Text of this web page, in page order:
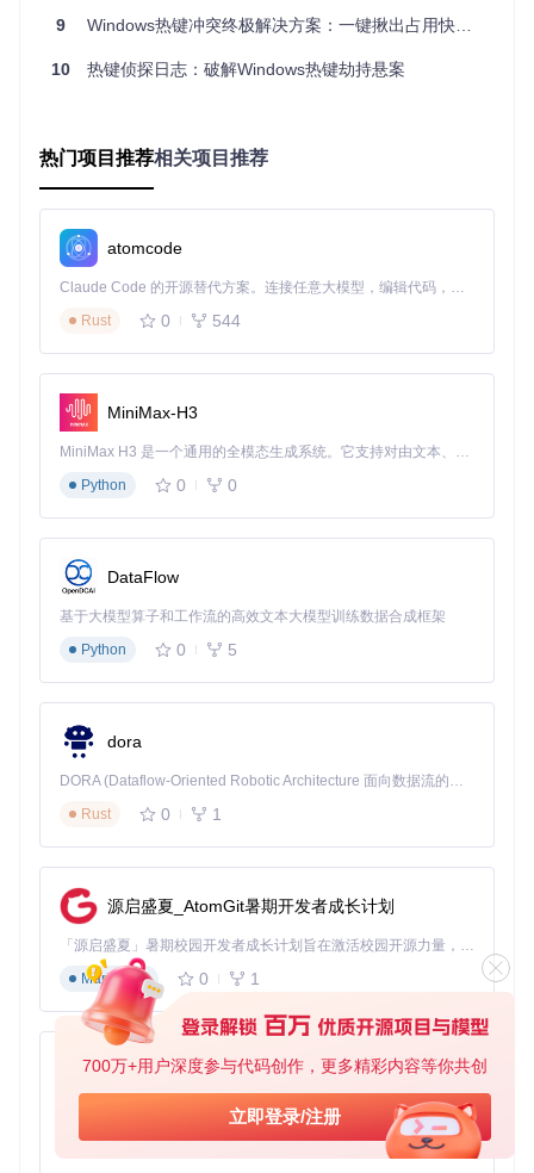
700万+用户深度参与代码创作，更多精彩内容等你共创
立即登录/注册
定位
到进程
核心技术解析 🕵️‍♂️
Hotkey Detective的核心在于其创新的双钩子机制：
WH_CALLWNDPROC钩子
键注册请求
WH_GETMESSAGE钩子
：跟踪热键触发时的消息流向，
ey Detective不需要遍历系统中所有进程，而是通过事件驱动
的方式精准捕获热键相关活动，既提高了检测效率，又减少了
系统资源占用。
实战方案：四步解决热键冲突难题
克隆项目仓库到本地：
git clone
根据系统架构选择对应版本：
64位系统：使用x64目录下的可执行文件
32位系统：使用x86目录下的可执行文件
注意：Hotkey Detective需要管理员权限才能正常工作，因
为系统钩子需要 elevated 权限才能安装。
步骤二：热键扫描与冲突检测 🔍
右键点击HotkeyDetective.exe，选择"以管理员身份运行"
在主界面点击"开始监控"按钮，工具将开始记录系统热键
活动
正常使用电脑，特别是那些曾经出现过热键问题的场景
当怀疑发生热键冲突时，点击"生成报告"按钮
此时工具会生成一份详细的热键占用报告，列出所有已注册的
全局热键及其对应的进程信息。
步骤三：冲突分析与解决方案制定 📝
在报告中查找标记为"冲突"的热键条目
分析冲突进程的路径和描述，判断其必要性：
临时进程：可以直接关闭该程序
系统进程：需要通过程序设置修改热键
9 Windows热键冲突终极解决方案：一键揪出占用快捷键的元凶
10 热键侦探日志：破解Windows热键劫持悬案
热门项目推荐相关项目推荐
atomcode
Claude Code 的开源替代方案。连接任意大模型，编辑代码，运行命令，自动验证 — 全自动执行。用 Rust 构建，极致性能。 ｜ An open-source alternative to Claude Code. Connect any LLM, edit code, run commands, and verify changes — autonomously. Built in Rust for speed. Get Started
Rust
0 544
MiniMax-H3
MiniMax H3 是一个通用的全模态生成系统。它支持对由文本、图像、视频和音频组成的多模态上下文进行统一理解，并能生成分辨率高达 2K、时长可达 15 秒的带原生立体声音频的视频。得益于面向任务泛化的系统设计，H3 在预训练阶段就已具备广泛的多模态上下文理解与生成能力，能够出色地执行复杂的多模态指令。
Python
0 0
DataFlow
基于大模型算子和工作流的高效文本大模型训练数据合成框架
Python
0 5
dora
DORA (Dataflow-Oriented Robotic Architecture 面向数据流的机器人架构) 是为 AI 与具身智能机器人打造的高性能开发框架，以数据流范式重构开发逻辑，原生支持分布式部署与端边云协同 —— 无需复杂适配，即可实现一体端到端具身大小脑、VLA等模型部署，无缝衔接感知、推理、控制全链路，让 AI 能力与机器人动作深度融合。 依托 Rust 内核与零拷贝通信技术，它将具身大小脑、VLA等模型推理、多模态数据融合延迟压缩至微秒级，同时兼容 ROS2 生态与国产 AI 芯片，彻底降低具身智能机器人的开发门槛，让分布式部署下的 AI 赋能创新更高效、更灵活。
Rust
0 1
源启盛夏_AtomGit暑期开发者成长计划
「源启盛夏」暑期校园开发者成长计划旨在激活校园开源力量，通过积分激励、认证扶持、资源倾斜等形式，引导高校组织和开发者完成「入驻 — 建项目 — 做贡献 — 获认证 — 得资源」的完整闭环。无论你是想带领社团入驻平台的组织者，还是希望用代码贡献证明自己的开发者，都能在这里找到属于你的成长路径。
Markdown
0 1
py-xiaozhi
基于Python的Xiaozhi AI，适用于想要完整Xiaozhi体验而无需拥有专用硬件的用户。
Python
0 1